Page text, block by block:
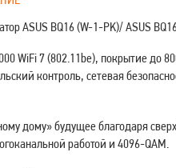
ASUS BQ16 (W-1-PK)/ ASUS
WiFi 7 (802.11be), покрытие до
контроль, сетевая
дому» будущее благодаря
работой и 4096-QAM.